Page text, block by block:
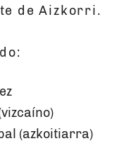
de Aizkorri.
(azkoitiarra)